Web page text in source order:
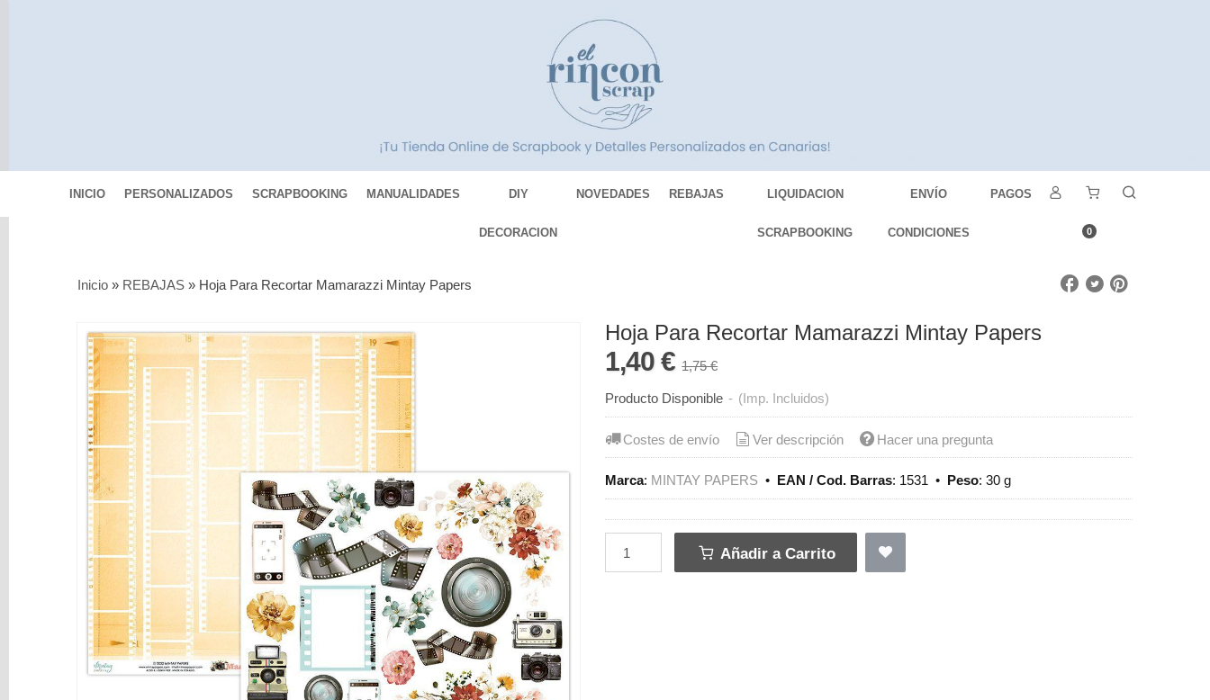
INICIO PERSONALIZADOS SCRAPBOOKING MANUALIDADES DIY
DECORACION
NOVEDADES REBAJAS LIQUIDACION
SCRAPBOOKING
ENVÍO
CONDICIONES
PAGOS
0
MIXED
MEDIA
Pinturas
Mediums
Máquinas
Vinilos
REBAJAS
Novedades
NAVIDAD
Papelería
Herramientas
Inicio » REBAJAS » Hoja Para Recortar Mamarazzi Mintay Papers
Hoja Para Recortar Mamarazzi Mintay Papers
1,40 €1,75 €
Producto Disponible - (Imp. Incluidos)
Costes de envío Ver descripción Hacer una pregunta
Marca: MINTAY PAPERS • EAN / Cod. Barras: 1531 • Peso:30 g
Añadir a Carrito